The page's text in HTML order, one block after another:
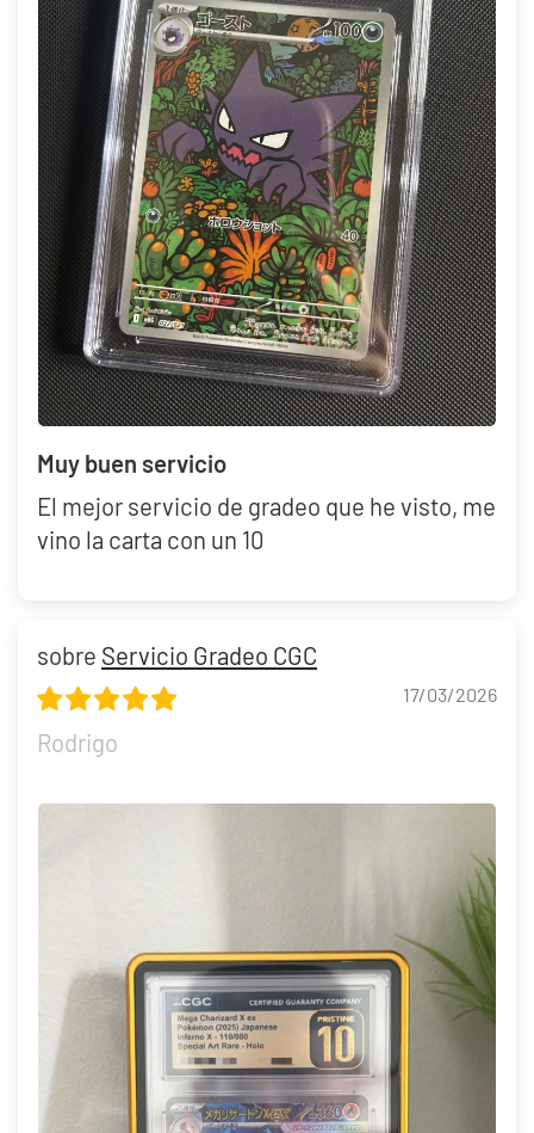
Muy buen servicio
El mejor servicio de gradeo que he visto, me
vino la carta con un 10
Servicio Gradeo CGC
17/03/2026
Rodrigo